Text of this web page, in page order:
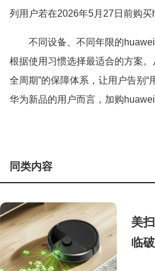
列用户若在2026年5月27日前购
不同设备、不同年限的
根据使用习惯选择最适合的方案
全周期”的保障体系，让用户告别
华为新品的用户而言，加购
同类内容
美
临